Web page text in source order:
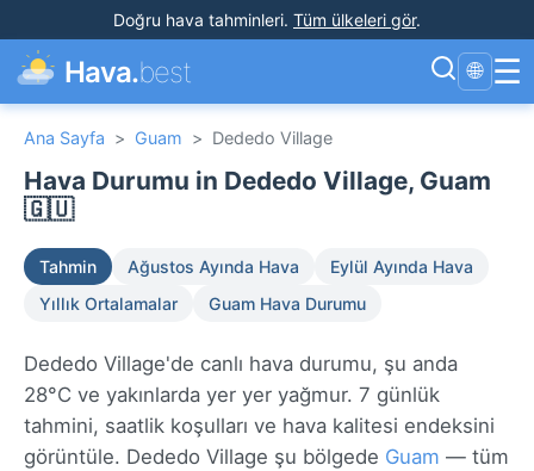
Doğru hava tahminleri. Tüm ülkeleri gör.
Hava.best 🌐 ☰
Ana Sayfa > Guam > Dededo Village
Hava Durumu in Dededo Village, Guam
🇬🇺
Tahmin Ağustos Ayında Hava
Eylül Ayında Hava
Yıllık Ortalamalar
Guam Hava Durumu
Dededo Village'de canlı hava durumu, şu anda
28°C ve yakınlarda yer yer yağmur. 7 günlük
tahmini, saatlik koşulları ve hava kalitesi endeksini
görüntüle. Dededo Village şu bölgede Guam — tüm